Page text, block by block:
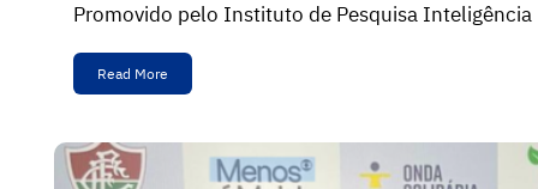
Promovido pelo Instituto de Pesquisa
Read More